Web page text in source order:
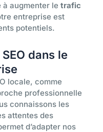
augmenter le trafic
entreprise est
potentiels.
dans le
locale, comme
professionnelle
connaissons les
attentes des
d’adapter nos